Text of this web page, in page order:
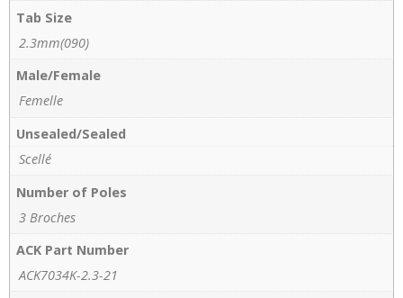
Tab Size
2.3mm(090)
Male/Female
Femelle
Unsealed/Sealed
Scellé
Number of Poles
3 Broches
ACK Part Number
ACK7034K-2.3-21